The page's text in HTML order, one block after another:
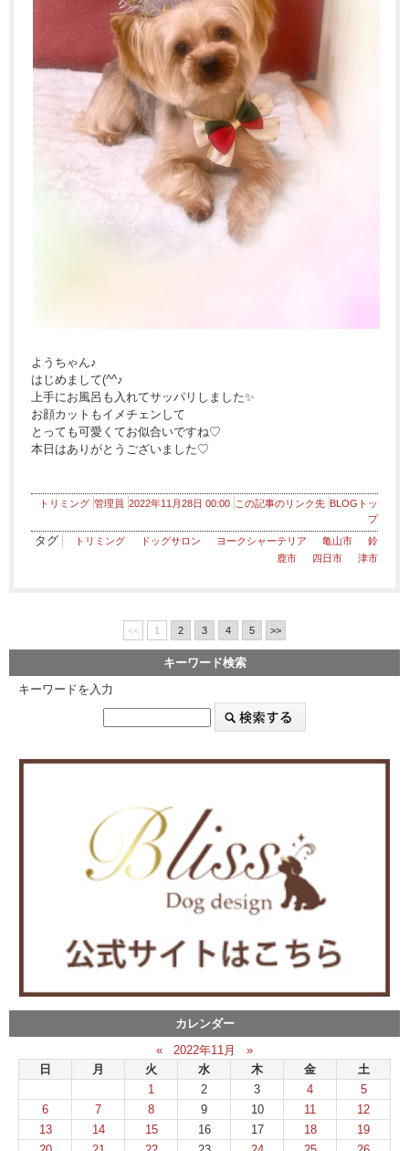
ようちゃん♪
はじめまして(^^♪
上手にお風呂も入れてサッパリしました✨
お顔カットもイメチェンして
とっても可愛くてお似合いですね♡
本日はありがとうございました♡
トリミング 管理員 2022年11月28日 00:00 この記事のリンク先 BLOGトッ
プ
タグ トリミング ドッグサロン ヨークシャーテリア 亀山市
鈴
鹿市
四日市 津市
<< 1 2 3 4 5 >>
キーワード検索
キーワードを入力
カレンダー
«
2022年11月
»
日
月 火 水 木 金
土
1
2 3 4
5
6
7 8 9 10 11
12
13
14 15 16 17 18
19